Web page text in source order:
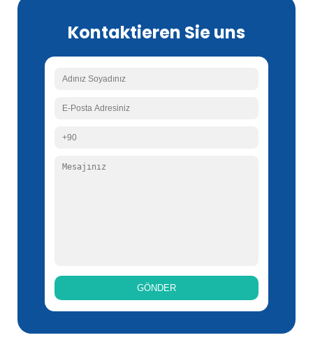
Kontaktieren Sie uns